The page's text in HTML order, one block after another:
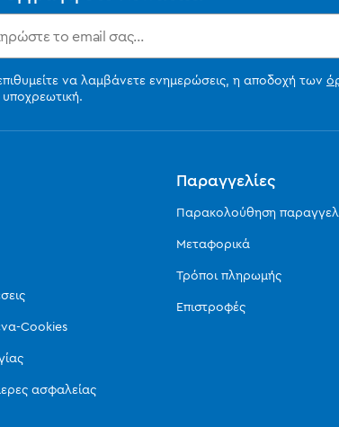
να λαμβάνετε ενημερώσεις, η αποδοχή των
υποχρεωτική.
Cookies
ασφαλείας
Παραγγελίες
Παρακολούθηση
Μεταφορικά
Τρόποι πληρωμής
Επιστροφές